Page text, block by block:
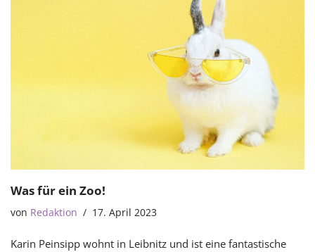
Was für ein Zoo!
von Redaktion 17. April 2023
Karin Peinsipp wohnt in Leibnitz und ist eine fantastische